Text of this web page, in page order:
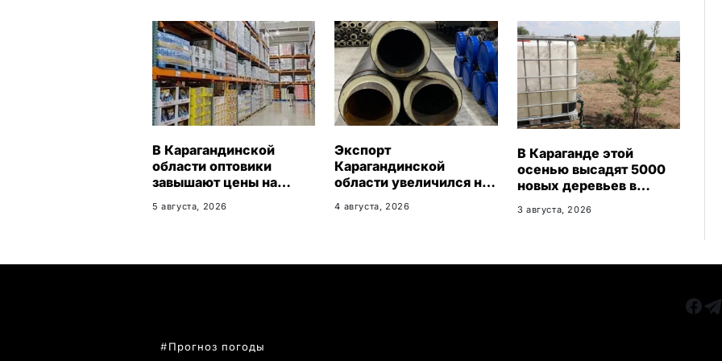
i
В Карагандинской
области оптовики
завышают цены на
5 августа, 2026
Экспорт
Карагандинской
области увеличился на
новые рынки
4 августа, 2026
В Караганде этой
осенью высадят 5000
новых деревьев в
3 августа, 2026
Прогноз погоды